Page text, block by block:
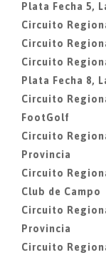
Plata Fecha 5,
Circuito
Circuito
Circuito
Plata Fecha 8,
Circuito
FootGolf
Circuito
Provincia
Circuito
Club de Campo
Circuito
Provincia
Circuito